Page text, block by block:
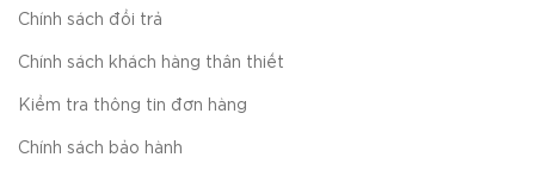
Chính sách đổi trả
Chính sách khách hàng thân thiết
Kiểm tra thông tin đơn hàng
Chính sách bảo hành